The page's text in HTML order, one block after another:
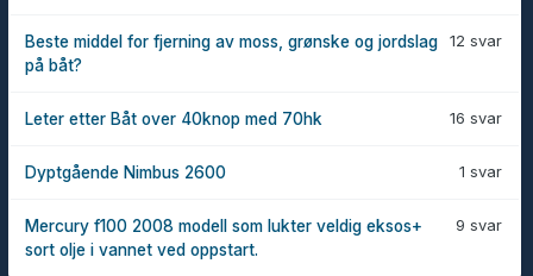
12 svar
Beste middel for fjerning av moss, grønske og jordslag
på båt?
16 svar
Leter etter Båt over 40knop med 70hk
1 svar
Dyptgående Nimbus 2600
9 svar
Mercury f100 2008 modell som lukter veldig eksos+
sort olje i vannet ved oppstart.